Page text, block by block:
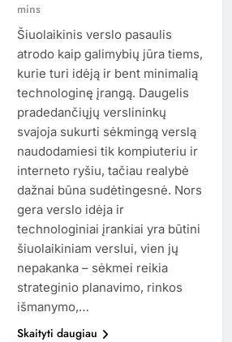
mins
Šiuolaikinis verslo pasaulis
atrodo kaip galimybių jūra tiems,
kurie turi idėją ir bent minimalią
technologinę įrangą. Daugelis
pradedančiųjų verslininkų
svajoja sukurti sėkmingą verslą
naudodamiesi tik kompiuteriu ir
interneto ryšiu, tačiau realybė
dažnai būna sudėtingesnė. Nors
gera verslo idėja ir
technologiniai įrankiai yra būtini
šiuolaikiniam verslui, vien jų
nepakanka – sėkmei reikia
strateginio planavimo, rinkos
išmanymo,…
Skaityti daugiau